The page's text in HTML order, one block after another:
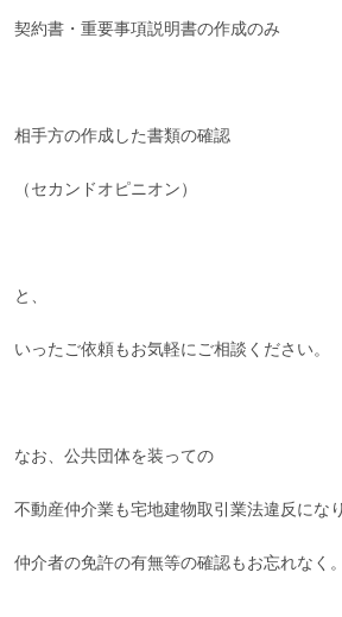
契約書・重要事項説明書の作成のみ
相手方の作成した書類の確認
（セカンドオピニオン）
と、
いったご依頼もお気軽にご相談ください。
なお、公共団体を装っての
不動産仲介業も宅地建物取引業法違反にな
仲介者の免許の有無等の確認もお忘れなく。